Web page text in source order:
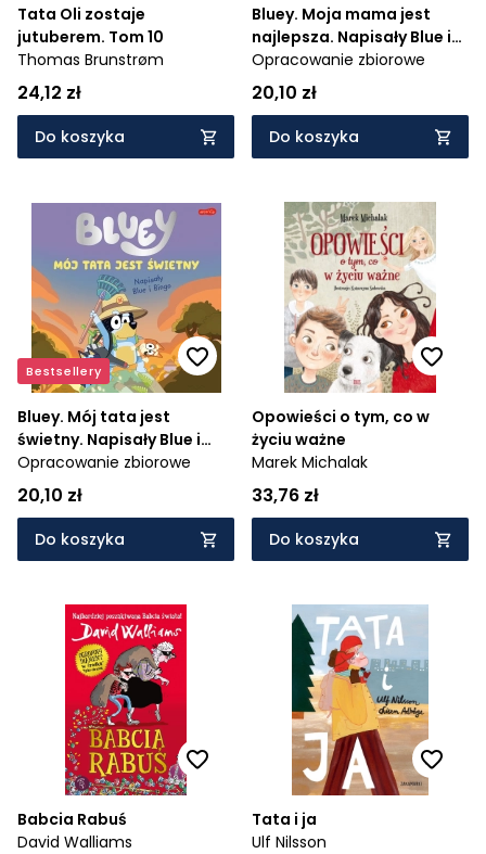
Od najstarszych
Tata Oli zostaje
jutuberem. Tom 10
Thomas Brunstrøm
24,12 zł
Do koszyka
Bluey. Moja mama jest
najlepsza. Napisały Blue i
Bingo
Opracowanie zbiorowe
20,10 zł
Do koszyka
Bestsellery
Bluey. Mój tata jest
świetny. Napisały Blue i
Bingo
Opracowanie zbiorowe
20,10 zł
Do koszyka
Opowieści o tym, co w
życiu ważne
Marek Michalak
33,76 zł
Do koszyka
Babcia Rabuś
David Walliams
Tata i ja
Ulf Nilsson